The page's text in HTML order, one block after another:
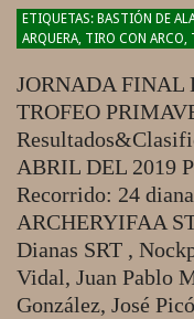
2019-
04-
BASTIÓN DE
ARQUERA, TIRO CON ARCO,
JORNADA FINAL
TROFEO
ABRIL DEL 2019
Recorrido: 24
ARCHERYIFAA
Dianas SRT ,
Vidal, Juan Pablo
González, José